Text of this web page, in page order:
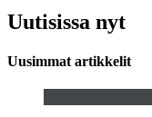
Uutisissa nyt
Uusimmat artikkelit